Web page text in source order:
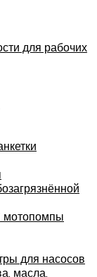
для рабочих
мотопомпы
для насосов
масла,